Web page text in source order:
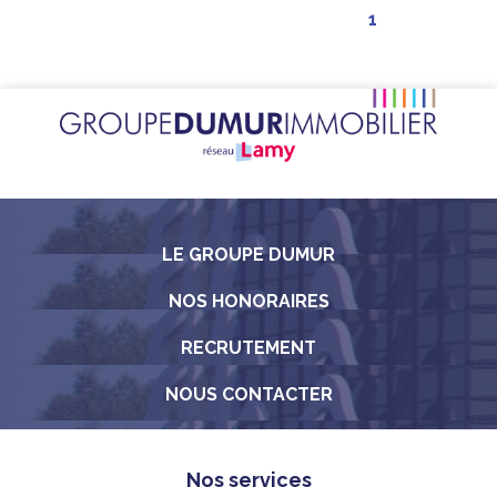
1
LE GROUPE DUMUR
NOS HONORAIRES
RECRUTEMENT
NOUS CONTACTER
Nos services